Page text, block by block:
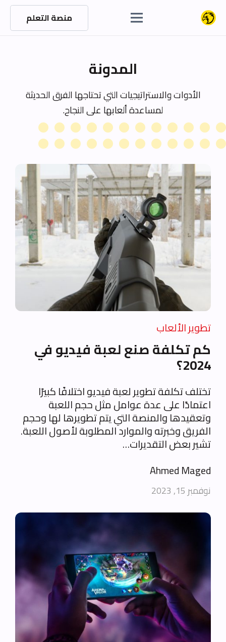
منصة التعلم
المدونة
الأدوات والاستراتيجيات التي تحتاجها الفرق الحديثة
لمساعدة ألعابها على النجاح.
تطوير الألعاب
كم تكلفة صنع لعبة فيديو في
2024؟
تختلف تكلفة تطوير لعبة فيديو اختلافًا كبيرًا
اعتمادًا على عدة عوامل مثل حجم اللعبة
وتعقيدها والمنصة التي يتم تطويرها لها وحجم
الفريق وخبرته والموارد المطلوبة لأصول اللعبة.
تشير بعض التقديرات…
Ahmed Maged
نوفمبر 15, 2023